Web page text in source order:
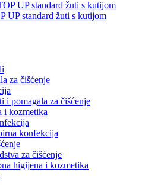
UP standard žuti s kutijom
za čišćenje
i pomagala za čišćenje
i kozmetika
konfekcija
za čišćenje
higijena i kozmetika